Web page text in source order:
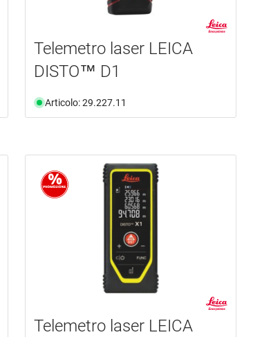
Telemetro laser LEICA
DISTO™ D1
Articolo: 29.227.11
Telemetro laser LEICA